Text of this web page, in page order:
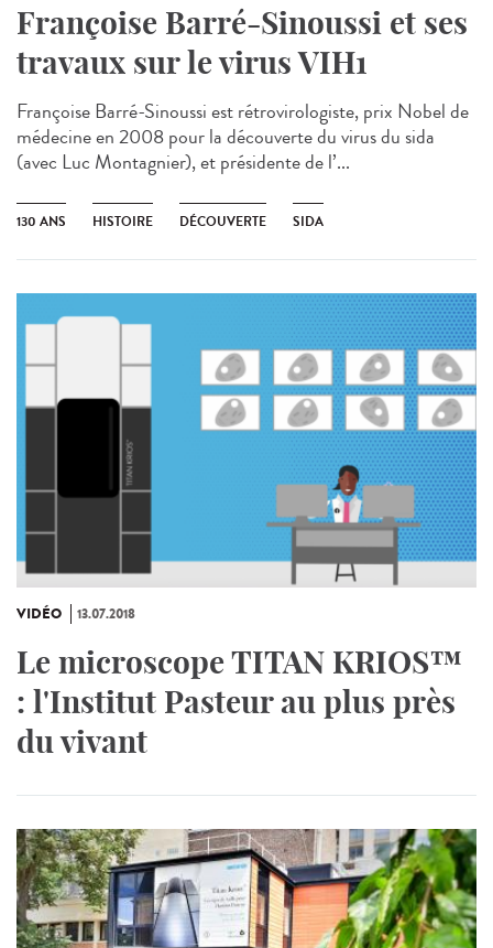
Françoise Barré-Sinoussi et ses
travaux sur le virus VIH1
Françoise Barré-Sinoussi est rétrovirologiste, prix Nobel de
médecine en 2008 pour la découverte du virus du sida
(avec Luc Montagnier), et présidente de l’...
130 ANS HISTOIRE DÉCOUVERTE SIDA
VIDÉO 13.07.2018
Le microscope TITAN KRIOS™
: l'Institut Pasteur au plus près
du vivant